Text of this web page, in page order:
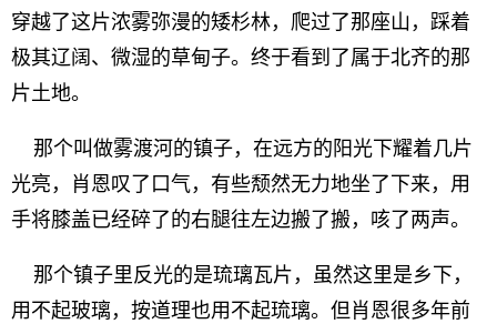
穿越了这片浓雾弥漫的矮杉林，爬过了那座山，踩着
极其辽阔、微湿的草甸子。终于看到了属于北齐的那
片土地。
那个叫做雾渡河的镇子，在远方的阳光下耀着几片
光亮，肖恩叹了口气，有些颓然无力地坐了下来，用
手将膝盖已经碎了的右腿往左边搬了搬，咳了两声。
那个镇子里反光的是琉璃瓦片，虽然这里是乡下，
用不起玻璃，按道理也用不起琉璃。但肖恩很多年前